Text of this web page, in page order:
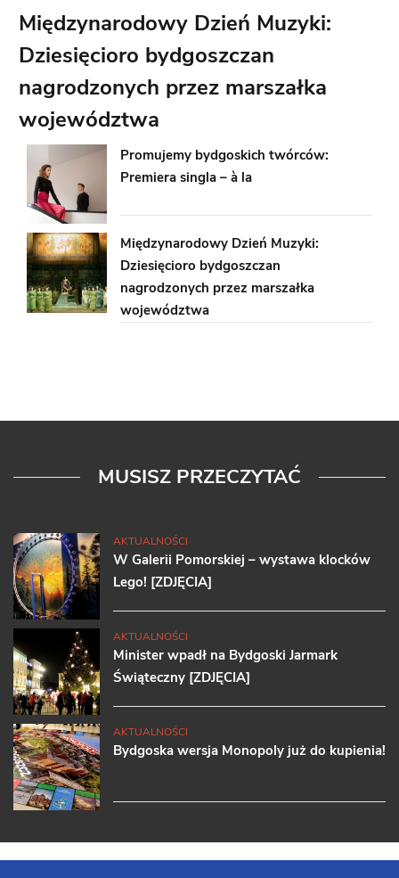
Międzynarodowy Dzień Muzyki:
Dziesięcioro bydgoszczan
nagrodzonych przez marszałka
województwa
Promujemy bydgoskich twórców:
Premiera singla – à la
Międzynarodowy Dzień Muzyki:
Dziesięcioro bydgoszczan
nagrodzonych przez marszałka
województwa
MUSISZ PRZECZYTAĆ
AKTUALNOŚCI
W Galerii Pomorskiej – wystawa klocków
Lego! [ZDJĘCIA]
AKTUALNOŚCI
Minister wpadł na Bydgoski Jarmark
Świąteczny [ZDJĘCIA]
AKTUALNOŚCI
Bydgoska wersja Monopoly już do kupienia!